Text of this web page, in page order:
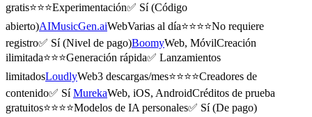
gratis⭐⭐⭐Experimentación✅ Sí (Código
abierto)AIMusicGen.aiWebVarias al día⭐⭐⭐⭐No requiere
registro✅ Sí (Nivel de pago)BoomyWeb, MóvilCreación
ilimitada⭐⭐⭐Generación rápida✅ Lanzamientos
limitadosLoudlyWeb3 descargas/mes⭐⭐⭐⭐Creadores de
contenido✅ SíMurekaWeb, iOS, AndroidCréditos de prueba
gratuitos⭐⭐⭐⭐Modelos de IA personales✅ Sí (De pago)